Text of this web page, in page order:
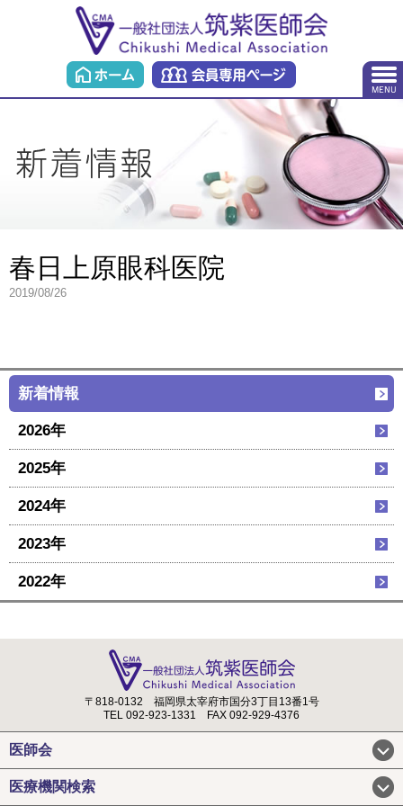
春日上原眼科医院
2019/08/26
新着情報
2026年
2025年
2024年
2023年
2022年
〒818-0132 福岡県太宰府市国分3丁目13番1号
TEL 092-923-1331
FAX 092-929-4376
医師会
医療機関検索